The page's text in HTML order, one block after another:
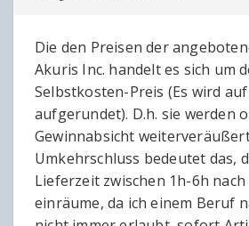
Die den Preisen der
Akuris Inc. handelt es sich um
Selbstkosten-Preis (Es wird
aufgerundet). D.h. sie werden
Gewinnabsicht
Umkehrschluss bedeutet das,
Lieferzeit zwischen 1h-6h
einräume, da ich einem Beruf